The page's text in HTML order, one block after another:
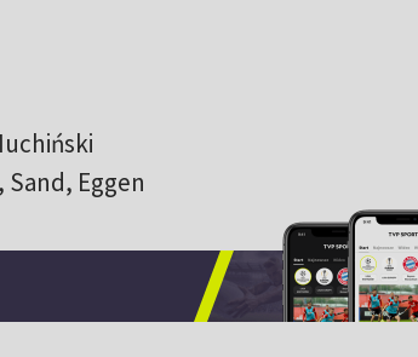
Eggen